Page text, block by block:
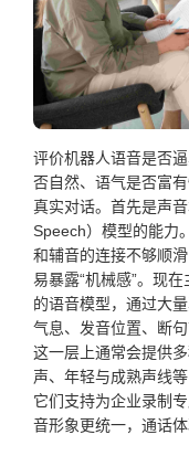
评价机器人语音是否
否自然、语气是否富
真实对话。首先是声
Speech）模型的能力
和辅音的连接不够顺
易暴露“机械感”。现
的语音模型，通过大
气息、发音位置、断
这一层上通常会提供
声、年轻与成熟声线
它们支持为企业录制
音形象更统一，通话体